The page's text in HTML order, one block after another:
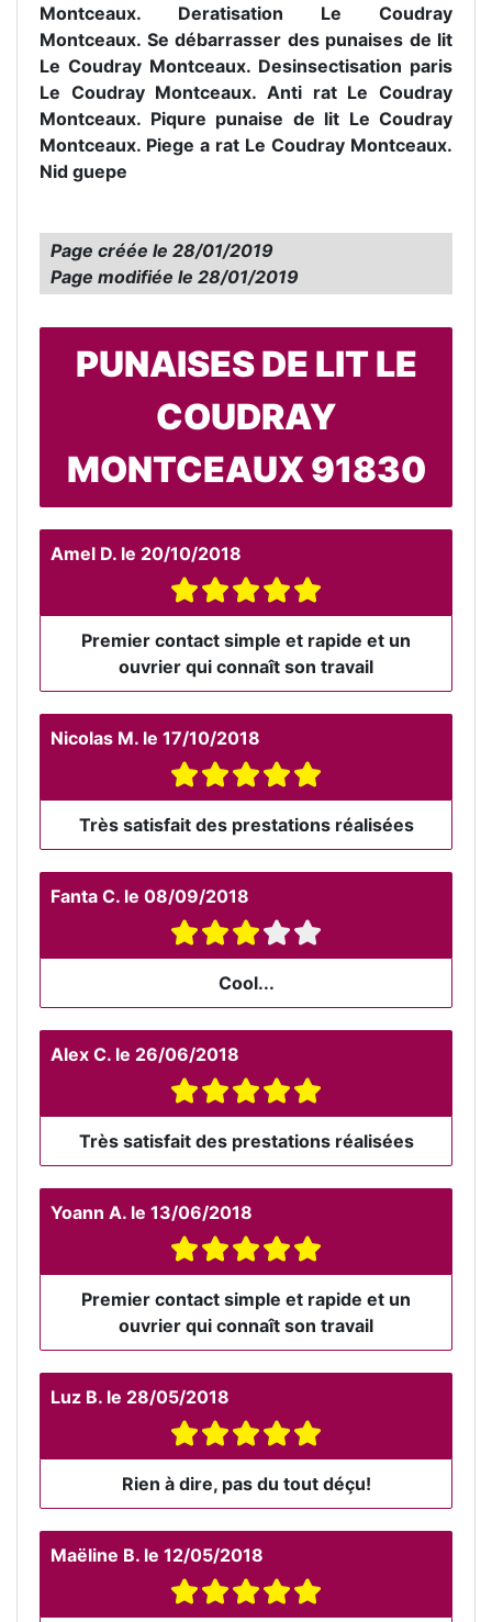
Montceaux. Deratisation Le Coudray
Montceaux. Se débarrasser des punaises de lit
Le Coudray Montceaux. Desinsectisation paris
Le Coudray Montceaux. Anti rat Le Coudray
Montceaux. Piqure punaise de lit Le Coudray
Montceaux. Piege a rat Le Coudray Montceaux.
Nid guepe
Page créée le 28/01/2019
Page modifiée le 28/01/2019
PUNAISES DE LIT LE
COUDRAY
MONTCEAUX 91830
Amel D. le 20/10/2018
Premier contact simple et rapide et un
ouvrier qui connaît son travail
Nicolas M. le 17/10/2018
Très satisfait des prestations réalisées
Fanta C. le 08/09/2018
Cool...
Alex C. le 26/06/2018
Très satisfait des prestations réalisées
Yoann A. le 13/06/2018
Premier contact simple et rapide et un
ouvrier qui connaît son travail
Luz B. le 28/05/2018
Rien à dire, pas du tout déçu!
Maëline B. le 12/05/2018